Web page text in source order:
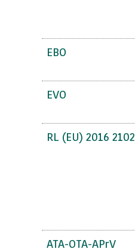
EBO
EVO
RL (EU) 2016 2102
ATA-OTA-APrV